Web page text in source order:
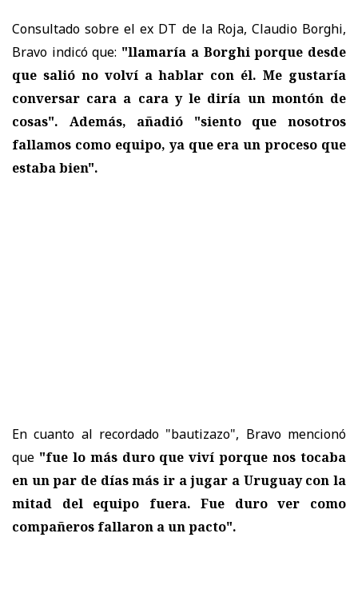
Consultado sobre el ex DT de la Roja, Claudio Borghi,
Bravo indicó que: "llamaría a Borghi porque desde
que salió no volví a hablar con él. Me gustaría
conversar cara a cara y le diría un montón de
cosas". Además, añadió "siento que nosotros
fallamos como equipo, ya que era un proceso que
estaba bien".
En cuanto al recordado "bautizazo", Bravo mencionó
que "fue lo más duro que viví porque nos tocaba
en un par de días más ir a jugar a Uruguay con la
mitad del equipo fuera. Fue duro ver como
compañeros fallaron a un pacto".